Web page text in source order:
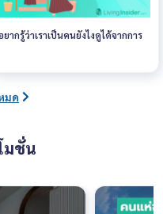
ยากรู้ว่าเราเป็นคนยังไงดูได้จากการ
มด
มชั่น